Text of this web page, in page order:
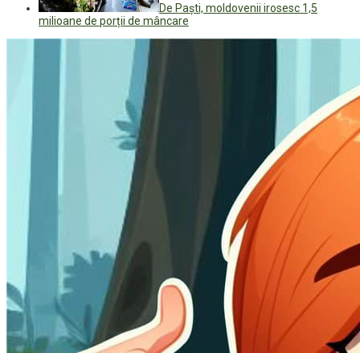
De Paști, moldovenii irosesc 1,5
milioane de porții de mâncare